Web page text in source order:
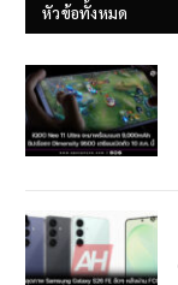
หัวข้อทั้งหมด